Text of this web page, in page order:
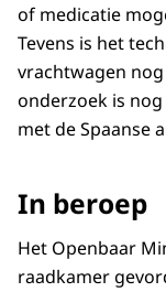
of medicatie
Tevens is het
vrachtwagen
onderzoek is
met de Spaanse
In beroep
Het Openbaar
raadkamer